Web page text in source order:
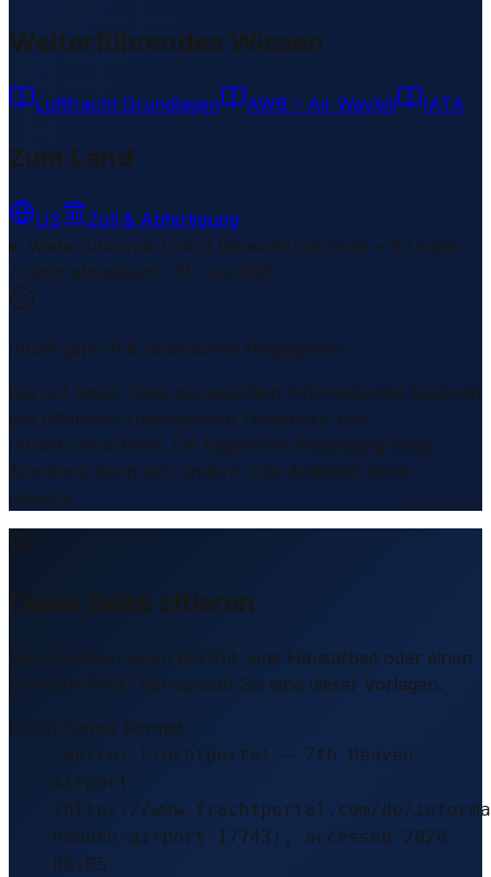
Weiterführendes Wissen
Luftfracht Grundlagen AWB – Air Waybill IATA
Zum Land
US
Zoll & Abfertigung
Weiterführende Links1 Bereiche/Sections • 8 Links▾
Zuletzt aktualisiert: 29. Juli 2026
Inhalt geprüft & redaktionell freigegeben
Die auf dieser Seite dargestellten Informationen basieren
auf öffentlich zugänglichen Transport- und
Infrastrukturdaten. Die logistische Bedeutung eines
Standorts kann sich ändern. Alle Angaben ohne
Gewähr.
Diese Seite zitieren
Sie schreiben einen Bericht, eine Hausarbeit oder einen
LinkedIn-Post? Verwenden Sie eine dieser Vorlagen.
Empfohlenes Format
Source: Frachtportal – 7th Heaven
Airport
(https://www.frachtportal.com/de/
heaven-airport-17743), accessed 2026-
08-05